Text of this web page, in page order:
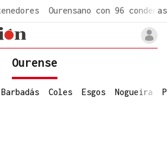
Ourensano con 96 condenas
Ourense
Barbadás Coles Esgos Nogueira